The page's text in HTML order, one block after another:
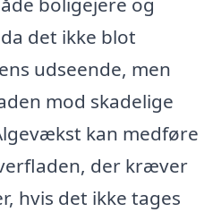
det ikke blot
udseende, men
mod skadelige
kan medføre
der kræver
hvis det ikke tages